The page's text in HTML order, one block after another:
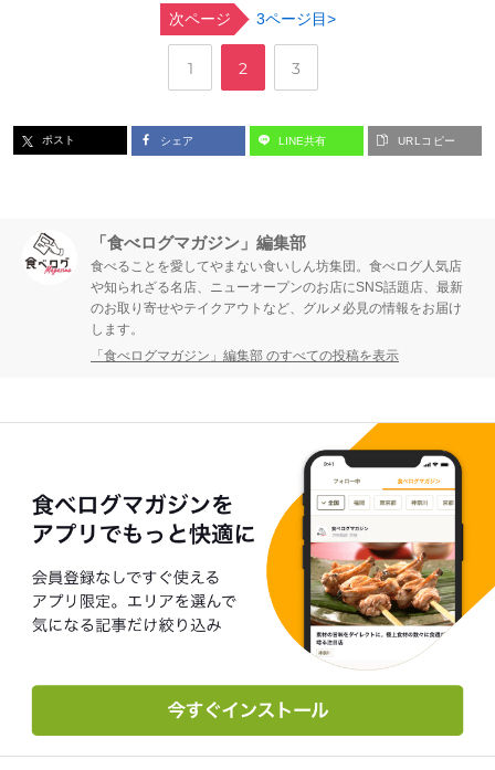
次ページ 3ページ目>
ペ
ジ
1
,
ペ
ジ
2
,
ペ
ジ
3
ポスト シェア LINE共有 URLコピー
「食べログマガジン」編集部
食べることを愛してやまない食いしん坊集団。食べログ人気店
や知られざる名店、ニューオープンのお店にSNS話題店、最新
のお取り寄せやテイクアウトなど、グルメ必見の情報をお届け
します。
「食べログマガジン」編集部 のすべての投稿を表示